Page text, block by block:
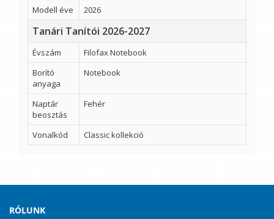
Modell éve
2026
Tanári Tanítói 2026-2027
Évszám
Filofax Notebook
Borító
anyaga
Notebook
Naptár
beosztás
Fehér
Vonalkód Classic kollekció
RÓLUNK